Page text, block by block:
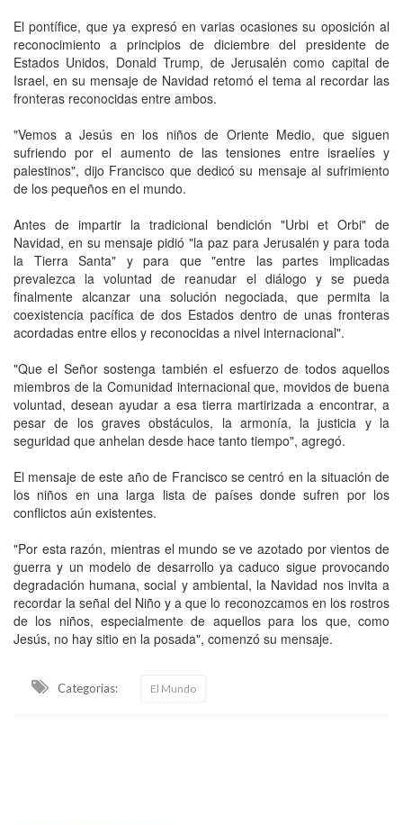
El pontífice, que ya expresó en varias ocasiones su oposición al
reconocimiento a principios de diciembre del presidente de
Estados Unidos, Donald Trump, de Jerusalén como capital de
Israel, en su mensaje de Navidad retomó el tema al recordar las
fronteras reconocidas entre ambos.
"Vemos a Jesús en los niños de Oriente Medio, que siguen
sufriendo por el aumento de las tensiones entre israelíes y
palestinos", dijo Francisco que dedicó su mensaje al sufrimiento
de los pequeños en el mundo.
Antes de impartir la tradicional bendición "Urbi et Orbi" de
Navidad, en su mensaje pidió "la paz para Jerusalén y para toda
la Tierra Santa" y para que "entre las partes implicadas
prevalezca la voluntad de reanudar el diálogo y se pueda
finalmente alcanzar una solución negociada, que permita la
coexistencia pacífica de dos Estados dentro de unas fronteras
acordadas entre ellos y reconocidas a nivel internacional".
"Que el Señor sostenga también el esfuerzo de todos aquellos
miembros de la Comunidad internacional que, movidos de buena
voluntad, desean ayudar a esa tierra martirizada a encontrar, a
pesar de los graves obstáculos, la armonía, la justicia y la
seguridad que anhelan desde hace tanto tiempo", agregó.
El mensaje de este año de Francisco se centró en la situación de
los niños en una larga lista de países donde sufren por los
conflictos aún existentes.
"Por esta razón, mientras el mundo se ve azotado por vientos de
guerra y un modelo de desarrollo ya caduco sigue provocando
degradación humana, social y ambiental, la Navidad nos invita a
recordar la señal del Niño y a que lo reconozcamos en los rostros
de los niños, especialmente de aquellos para los que, como
Jesús, no hay sitio en la posada", comenzó su mensaje.
Categorias: El Mundo